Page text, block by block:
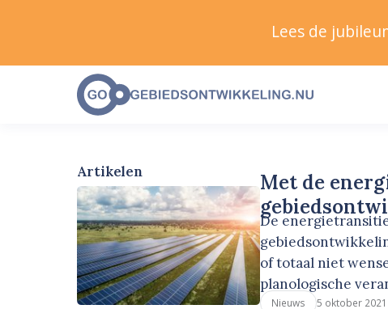
Artikelen
Met de
De
of totaal niet
planologische
Nieuws 5 oktober 2021
Lees de